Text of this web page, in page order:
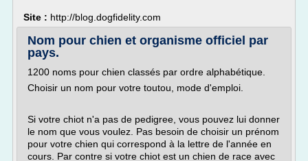
Site : http://blog.dogfidelity.com
Nom pour chien et organisme officiel par
pays.
1200 noms pour chien classés par ordre alphabétique.
Choisir un nom pour votre toutou, mode d'emploi.
Si votre chiot n'a pas de pedigree, vous pouvez lui donner
le nom que vous voulez. Pas besoin de choisir un prénom
pour votre chien qui correspond à la lettre de l'année en
cours. Par contre si votre chiot est un chien de race avec